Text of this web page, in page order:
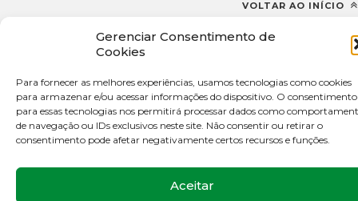
Gerenciar Consentimento de
Cookies
Para fornecer as melhores experiências, usamos tecnologias como cookies
para armazenar e/ou acessar informações do dispositivo. O consentimento
para essas tecnologias nos permitirá processar dados como
de navegação ou IDs exclusivos neste site. Não consentir ou retirar o
consentimento pode afetar negativamente certos recursos e funções.
Aceitar
VOLTAR AO INÍCIO